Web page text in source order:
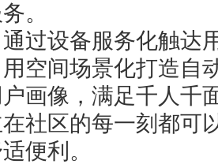
。
设备服务化触达用
空间场景化打造自
画像，满足千人千
社区的每一刻都可
便利。